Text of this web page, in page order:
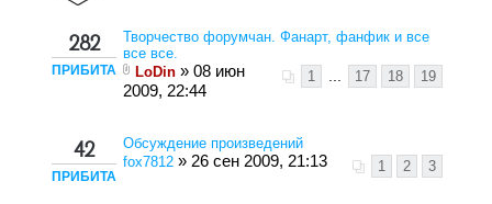
282
ПРИБИТА
Творчество форумчан. Фанарт, фанфик и все
все все.
1
... 17 18 19
LoDin » 08 июн
2009, 22:44
42
ПРИБИТА
Обсуждение произведений
1
2 3
fox7812 » 26 сен 2009, 21:13